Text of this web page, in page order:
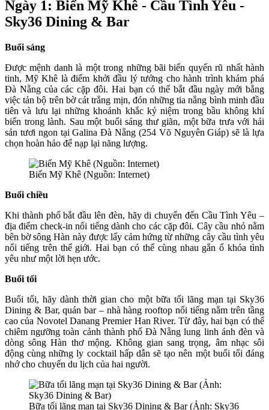
Ngày 1: Biển Mỹ Khê - Cầu Tình Yêu -
Sky36 Dining & Bar
Buổi sáng
Được mệnh danh là một trong những bãi biển quyến rũ nhất hành
tinh, Mỹ Khê là điểm khởi đầu lý tưởng cho hành trình khám phá
Đà Nẵng của các cặp đôi. Hai bạn có thể bắt đầu ngày mới bằng
việc tản bộ trên bờ cát trắng mịn, đón những tia nắng bình minh đầu
tiên và lưu lại những khoảnh khắc kỷ niệm trong bầu không khí
biển trong lành. Sau một buổi sáng thư giãn, một bữa trưa với hải
sản tươi ngon tại Galina Đà Nẵng (254 Võ Nguyên Giáp) sẽ là lựa
chọn hoàn hảo để nạp lại năng lượng.
Biển Mỹ Khê (Nguồn: Internet)
Buổi chiều
Khi thành phố bắt đầu lên đèn, hãy di chuyển đến Cầu Tình Yêu –
địa điểm check-in nổi tiếng dành cho các cặp đôi. Cây cầu nhỏ nằm
bên bờ sông Hàn này được lấy cảm hứng từ những cây cầu tình yêu
nổi tiếng trên thế giới. Hai bạn có thể cùng nhau gắn ổ khóa tình
yêu như một lời hẹn ước.
Buổi tối
Buổi tối, hãy dành thời gian cho một bữa tối lãng mạn tại Sky36
Dining & Bar, quán bar – nhà hàng rooftop nổi tiếng nằm trên tầng
cao của Novotel Danang Premier Han River. Từ đây, hai bạn có thể
chiêm ngưỡng toàn cảnh thành phố Đà Nẵng lung linh ánh đèn và
dòng sông Hàn thơ mộng. Không gian sang trọng, âm nhạc sôi
động cùng những ly cocktail hấp dẫn sẽ tạo nên một buổi tối đáng
nhớ cho chuyến du lịch của hai người.
Bữa tối lãng mạn tại Sky36 Dining & Bar (Ảnh: Sky36